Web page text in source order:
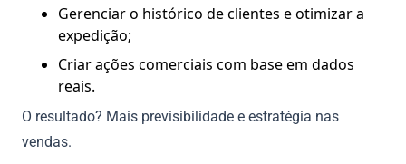
Gerenciar o histórico de clientes e otimizar a
expedição;
Criar ações comerciais com base em dados
reais.
O resultado? Mais previsibilidade e estratégia nas
vendas.